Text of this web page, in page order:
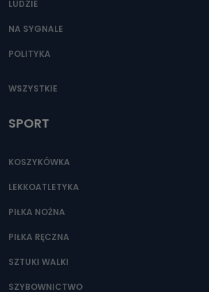
LUDZIE
NA SYGNALE
POLITYKA
WSZYSTKIE
SPORT
KOSZYKÓWKA
LEKKOATLETYKA
PIŁKA NOŻNA
PIŁKA RĘCZNA
SZTUKI WALKI
SZYBOWNICTWO